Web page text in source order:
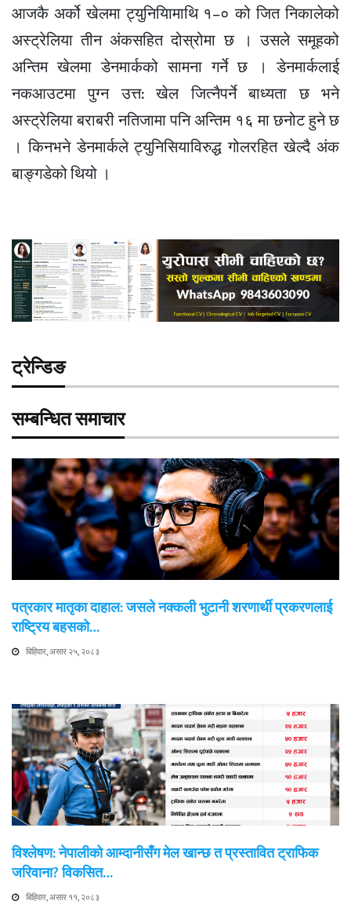
आजकै अर्को खेलमा ट्युनियिामाथि १–० को जित निकालेको
अस्ट्रेलिया तीन अंकसहित दोस्रोमा छ । उसले समूहको
अन्तिम खेलमा डेनमार्कको सामना गर्ने छ । डेनमार्कलाई
नकआउटमा पुग्न उत्त: खेल जित्नैपर्ने बाध्यता छ भने
अस्ट्रेलिया बराबरी नतिजामा पनि अन्तिम १६ मा छनोट हुने छ
। किनभने डेनमार्कले ट्युनिसियाविरुद्ध गोलरहित खेल्दै अंक
बाङ्गडेको थियो ।
ट्रेन्डिङ
सम्बन्धित समाचार
पत्रकार मातृका दाहाल: जसले नक्कली भुटानी शरणार्थी प्रकरणलाई
राष्ट्रिय बहसको…
बिहिवार, असार २५, २०८३
विश्लेषण: नेपालीको आम्दानीसँग मेल खान्छ त प्रस्तावित ट्राफिक
जरिवाना? विकसित…
बिहिवार, असार ११, २०८३